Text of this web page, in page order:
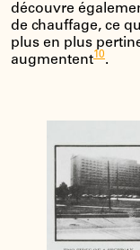
découvre
de chauffage, ce
plus en plus
augmentent10.